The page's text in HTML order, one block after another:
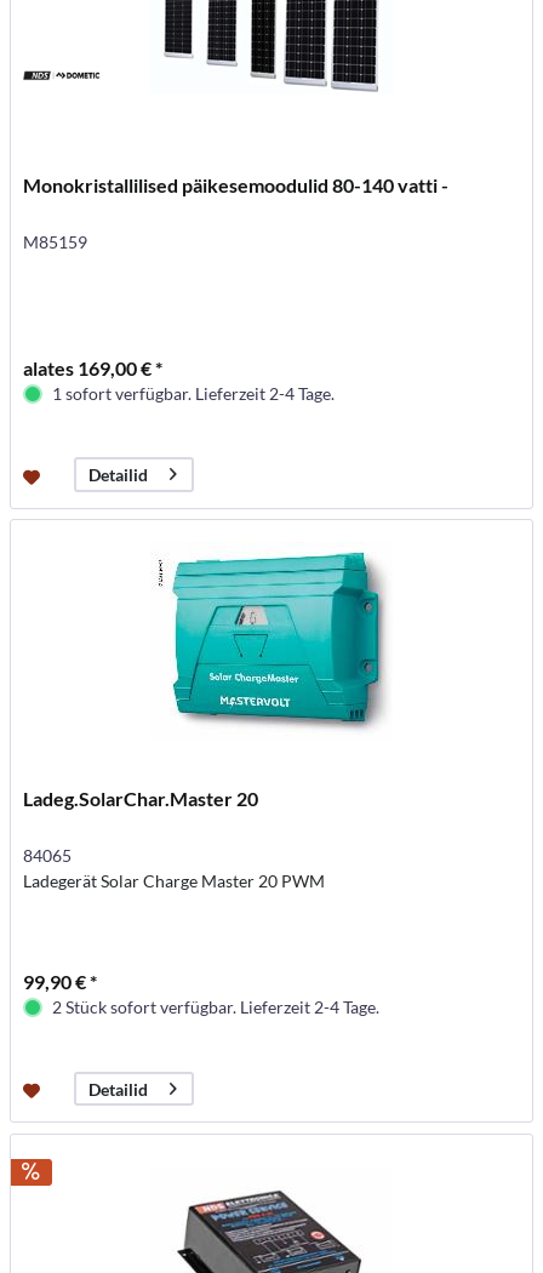
Monokristallilised päikesemoodulid 80-140 vatti -
M85159
alates 169,00 € *
1 sofort verfügbar. Lieferzeit 2-4 Tage.
Detailid
Ladeg.SolarChar.Master 20
84065
Ladegerät Solar Charge Master 20 PWM
99,90 € *
2 Stück sofort verfügbar. Lieferzeit 2-4 Tage.
Detailid